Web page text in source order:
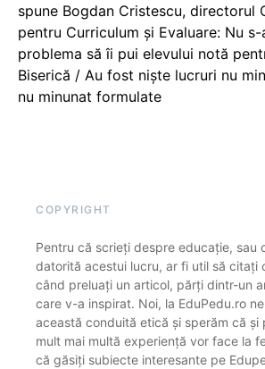
spune Bogdan Cristescu, directorul
pentru Curriculum și Evaluare: Nu
problema să îi pui elevului notă
Biserică / Au fost niște lucruri nu
nu minunat formulate
COPYRIGHT
Pentru că scrieți despre educație, sau
datorită acestui lucru, ar fi util să citați
când preluați un articol, părți dintr-un
care v-a inspirat. Noi, la EduPedu.ro
această conduită etică și sperăm că și
mult mai multă experiență vor face la
că găsiți subiecte interesante pe